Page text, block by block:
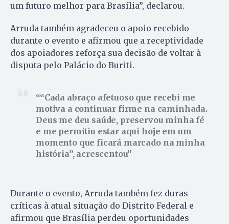
um futuro melhor para Brasília”, declarou.
Arruda também agradeceu o apoio recebido
durante o evento e afirmou que a receptividade
dos apoiadores reforça sua decisão de voltar à
disputa pelo Palácio do Buriti.
“Cada abraço afetuoso que recebi me
motiva a continuar firme na caminhada.
Deus me deu saúde, preservou minha fé
e me permitiu estar aqui hoje em um
momento que ficará marcado na minha
história”, acrescentou
Durante o evento, Arruda também fez duras
críticas à atual situação do Distrito Federal e
afirmou que Brasília perdeu oportunidades